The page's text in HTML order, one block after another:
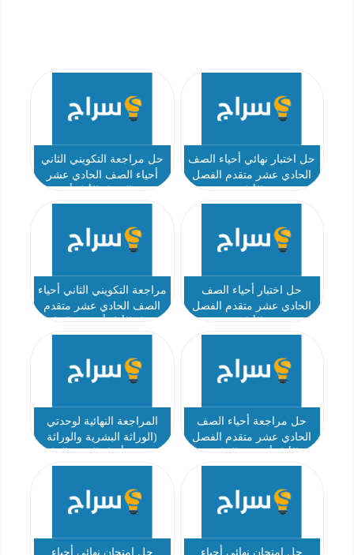
حل اختبار نهائي أحياء الصف
الحادي عشر متقدم الفصل
حل مراجعة التكويني الثاني
أحياء الصف الحادي عشر
الحلفي
حل اختبار أحياء الصف
الحادي عشر متقدم الفصل
مراجعة التكويني الثاني أحياء
الصف الحادي عشر متقدم
حل مراجعة أحياء الصف
الحادي عشر متقدم الفصل
المراجعة النهائية لوحدتي
(الوراثة البشرية والوراثة
عشر متقدم الفصل الأول أ
حل امتحان نهائي أحياء
حل امتحان نهائي أحياء